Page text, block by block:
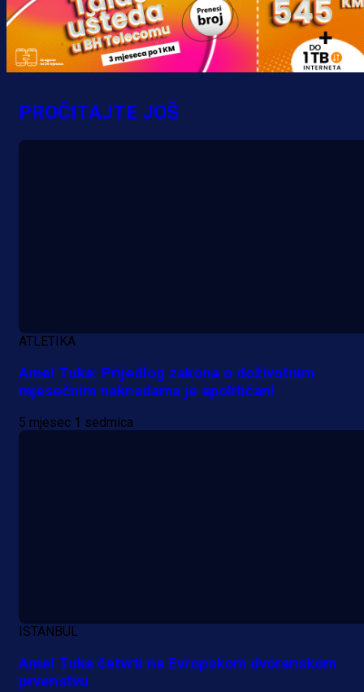
Promo vijesti
MrBit: Isprati kvalifikacije za
evropska takmičenja i preuzmi
bonus dobrodošlice!
PROČITAJTE JOŠ
ATLETIKA
Amel Tuka: Prijedlog zakona o doživotnim
mjesečnim naknadama je apolitičan!
5 mjesec 1 sedmica
ISTANBUL
Amel Tuka četvrti na Evropskom dvoranskom
prvenstvu